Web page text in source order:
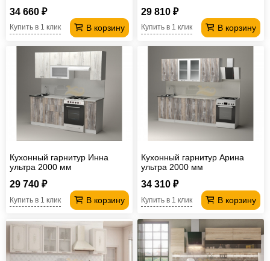
34 660 ₽
В корзину
Купить в 1 клик
29 810 ₽
В корзину
Купить в 1 клик
Кухонный гарнитур Инна
ультра 2000 мм
29 740 ₽
В корзину
Купить в 1 клик
Кухонный гарнитур Арина
ультра 2000 мм
34 310 ₽
В корзину
Купить в 1 клик